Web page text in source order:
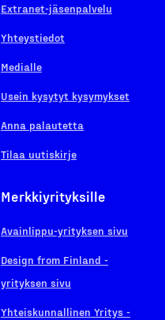
Extranet-jäsenpalvelu
Yhteystiedot
Medialle
Usein kysytyt kysymykset
Anna palautetta
Tilaa uutiskirje
Merkkiyrityksille
Avainlippu-yrityksen sivu
Design from Finland -
yrityksen sivu
Yhteiskunnallinen Yritys -